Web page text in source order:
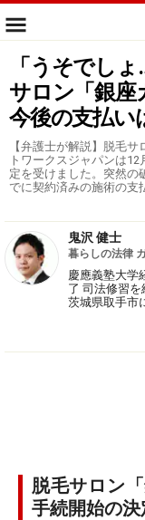
「うそでし
サロン「銀座
今後の支払い
【弁護士が解説】脱毛
トワークスジャパンは
定を受けました。突然
でに契約済みの施術の支
鬼沢 健士
暮らしの法律
慶應義塾大学
了 司法修習
茨城県取手市
脱毛サロン
手続開始の